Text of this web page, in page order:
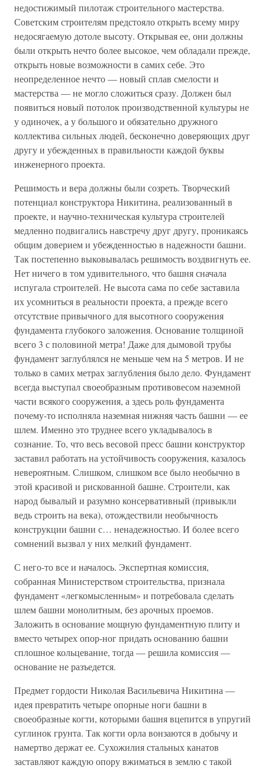
недостижимый пилотаж строительного мастерства.
Советским строителям предстояло открыть всему миру
недосягаемую дотоле высоту. Открывая ее, они должны
были открыть нечто более высокое, чем обладали прежде,
открыть новые возможности в самих себе. Это
неопределенное нечто — новый сплав смелости и
мастерства — не могло сложиться сразу. Должен был
появиться новый потолок производственной культуры не
у одиночек, а у большого и обязательно дружного
коллектива сильных людей, бесконечно доверяющих друг
другу и убежденных в правильности каждой буквы
инженерного проекта.
Решимость и вера должны были созреть. Творческий
потенциал конструктора Никитина, реализованный в
проекте, и научно-техническая культура строителей
медленно подвигались навстречу друг другу, проникаясь
общим доверием и убежденностью в надежности башни.
Так постепенно выковывалась решимость воздвигнуть ее.
Нет ничего в том удивительного, что башня сначала
испугала строителей. Не высота сама по себе заставила
их усомниться в реальности проекта, а прежде всего
отсутствие привычного для высотного сооружения
фундамента глубокого заложения. Основание толщиной
всего 3 с половиной метра! Даже для дымовой трубы
фундамент заглублялся не меньше чем на 5 метров. И не
только в самих метрах заглубления было дело. Фундамент
всегда выступал своеобразным противовесом наземной
части всякого сооружения, а здесь роль фундамента
почему-то исполняла наземная нижняя часть башни — ее
шлем. Именно это труднее всего укладывалось в
сознание. То, что весь весовой пресс башни конструктор
заставил работать на устойчивость сооружения, казалось
невероятным. Слишком, слишком все было необычно в
этой красивой и рискованной башне. Строители, как
народ бывалый и разумно консервативный (привыкли
ведь строить на века), отождествили необычность
конструкции башни с… ненадежностью. И более всего
сомнений вызвал у них мелкий фундамент.
С него-то все и началось. Экспертная комиссия,
собранная Министерством строительства, признала
фундамент «легкомысленным» и потребовала сделать
шлем башни монолитным, без арочных проемов.
Заложить в основание мощную фундаментную плиту и
вместо четырех опор-ног придать основанию башни
сплошное кольцевание, тогда — решила комиссия —
основание не разъедется.
Предмет гордости Николая Васильевича Никитина —
идея превратить четыре опорные ноги башни в
своеобразные когти, которыми башня вцепится в упругий
суглинок грунта. Так когти орла вонзаются в добычу и
намертво держат ее. Сухожилия стальных канатов
заставляют каждую опору вжиматься в землю с такой